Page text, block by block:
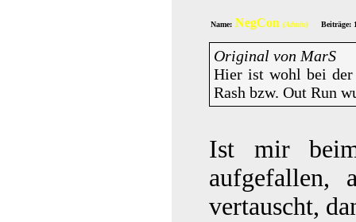
Name: NegCon (Admin) Beiträge:
Original von MarS
Hier ist wohl bei der
Rash bzw. Out Run
Ist mir
aufgefallen,
vertauscht,